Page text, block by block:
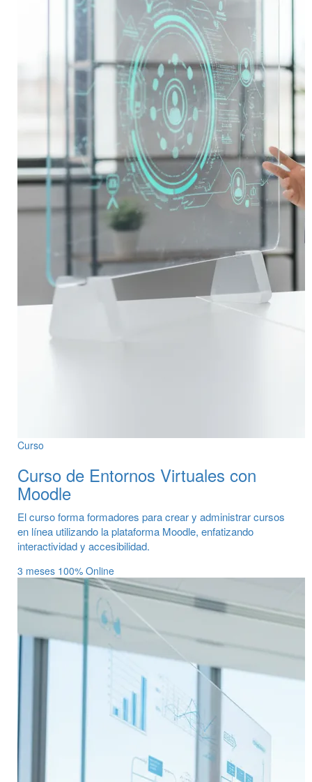
Curso
Curso de Entornos Virtuales con
Moodle
El curso forma formadores para crear y administrar cursos
en línea utilizando la plataforma Moodle, enfatizando
interactividad y accesibilidad.
3 meses 100% Online